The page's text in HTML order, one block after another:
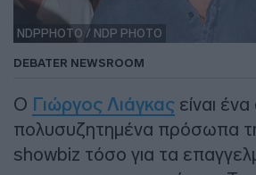
NDPPHOTO / NDP PHOTO
DEBATER NEWSROOM
Ο Γιώργος Λιάγκας είναι
πολυσυζητημένα πρόσωπα
showbiz τόσο για τα